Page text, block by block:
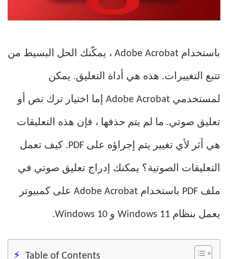
باستخدام Adobe Acrobat ، يمكّنك الحل البسيط من
تتبع التغييرات. هذه هي أداة التعليق. يمكن
لمستخدمي Adobe Acrobat إما اختيار ترك نص أو
تعليق صوتي. ما لم يتم حذفها ، فإن هذه التعليقات
هي أثر لأي تغيير يتم إجراؤه على PDF. كيف تعمل
التعليقات الصوتية؟ يمكنك إدراج تعليق صوتي في
ملف PDF باستخدام Adobe Acrobat على كمبيوتر
يعمل بنظام Windows 11 و Windows 10.
Table of Contents